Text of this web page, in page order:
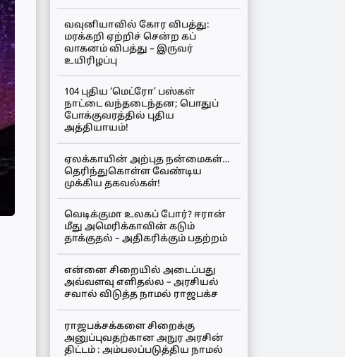
வவுனியாவில் கோர விபத்து:
மரக்கறி ஏற்றிச் சென்ற கப்
வாகனம் விபத்து – இருவர்
உயிரிழப்பு
104 புதிய ‘மெட்ரோ’ பஸ்கள்
நாட்டை வந்தடைந்தன; பொதுப்
போக்குவரத்தில் புதிய
அத்தியாயம்!
ஏலக்காயின் அற்புத நன்மைகள்…
தெரிந்துகொள்ள வேண்டிய
முக்கிய தகவல்கள்!
வெடிக்குமா உலகப் போர்? ஈரான்
மீது அமெரிக்காவின் கடும்
தாக்குதல் – அதிகரிக்கும் பதற்றம்
என்னை சிறையில் அடைப்பது
அவ்வளவு எளிதல்ல – அரசியல்
சவால் விடுத்த நாமல் ராஜபக்ச
ராஜபக்சக்களை சிறைக்கு
அனுப்புவதற்கான அநுர அரசின்
திட்டம் : அம்பலப்படுத்திய நாமல்